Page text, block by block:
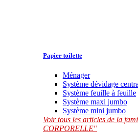
Papier toilette
Ménager
Système dévidage
Système feuille à feuille
Système maxi jumbo
Système mini jumbo
Voir tous les articles de la
CORPORELLE"